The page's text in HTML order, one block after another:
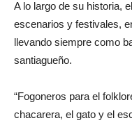
A lo largo de su historia,
escenarios y festivales,
llevando siempre como
santiagueño.
“Fogoneros para el
chacarera, el gato y el